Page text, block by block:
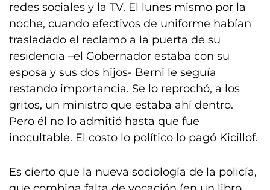
redes sociales y la TV. El lunes mismo por la
noche, cuando efectivos de uniforme habían
trasladado el reclamo a la puerta de su
residencia –el Gobernador estaba con su
esposa y sus dos hijos- Berni le seguía
restando importancia. Se lo reprochó, a los
gritos, un ministro que estaba ahí dentro.
Pero él no lo admitió hasta que fue
inocultable. El costo lo político lo pagó Kicillof.
Es cierto que la nueva sociología de la policía,